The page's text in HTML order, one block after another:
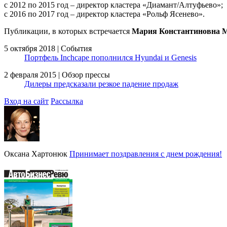
с 2012 по 2015 год – директор кластера «Диамант/Алтуфьево»;
с 2016 по 2017 год – директор кластера «Рольф Ясенево».
Публикации, в которых встречается Мария Константиновна
5 октября 2018 | События
Портфель Inchcape пополнился Hyundai и Genesis
2 февраля 2015 | Обзор прессы
Дилеры предсказали резкое падение продаж
Вход на сайт Рассылка
Оксана Хартонюк Принимает поздравления с днем рождения!